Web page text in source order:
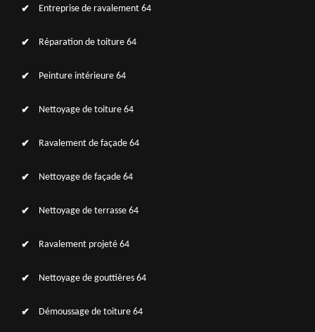
Entreprise de ravalement 64
Réparation de toiture 64
Peinture intérieure 64
Nettoyage de toiture 64
Ravalement de façade 64
Nettoyage de façade 64
Nettoyage de terrasse 64
Ravalement projeté 64
Nettoyage de gouttières 64
Démoussage de toiture 64